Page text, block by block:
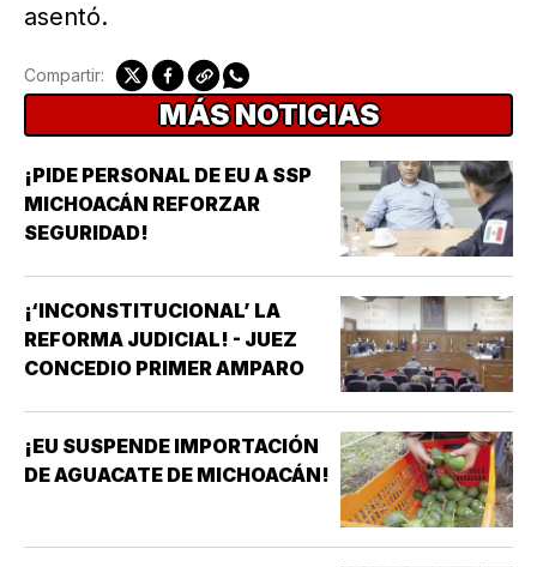
asentó.
Compartir:
MÁS NOTICIAS
¡PIDE PERSONAL DE EU A SSP
MICHOACÁN REFORZAR
SEGURIDAD!
¡‘INCONSTITUCIONAL’ LA
REFORMA JUDICIAL! - JUEZ
CONCEDIO PRIMER AMPARO
¡EU SUSPENDE IMPORTACIÓN
DE AGUACATE DE MICHOACÁN!